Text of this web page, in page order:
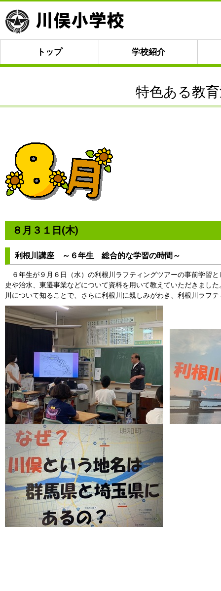
トップ 学校紹介
特色ある教
８月３１日(木)
利根川講座 ～６年生 総合的な学習の時間～
６年生が９月６日（水）の利根川ラフティングツアーの事前学習
史や治水、東遷事業などについて資料を用いて教えていただきまし
川について知ることで、さらに利根川に親しみがわき、利根川ラフ